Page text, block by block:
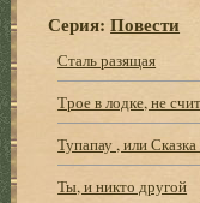
Серия:Повести
Сталь разящая
Трое в лодке, не
Тупапау , или
Ты, и никто другой